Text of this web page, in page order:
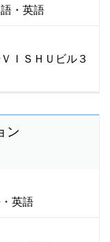
・英語
ＩＳＨＵビル３
ン
英語